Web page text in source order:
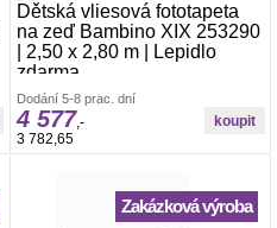
Dětská vliesová fototapeta
na zeď Bambino XIX 253290
| 2,50 x 2,80 m | Lepidlo
zdarma
Vliesová foto-tapeta Rasch. š.2,50 x v.2,80
m. Tapeta se lepí za sucha. Lepidlem se
natírá pouze zeď. Vliesové tapety na zeď
se vyznačují dobrou prodyšností,
mechanickou odolností a schopností
Dodání 5-8 prac. dní
4 577,-
3 782,65
Zakázková výroba